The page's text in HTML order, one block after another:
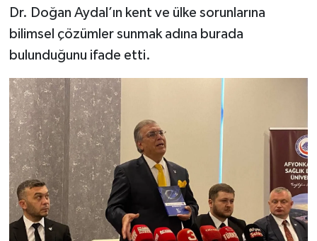
Dr. Doğan Aydal’ın kent ve ülke sorunlarına
bilimsel çözümler sunmak adına burada
bulunduğunu ifade etti.